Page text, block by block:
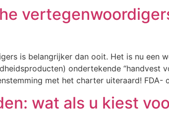
is belangrijker dan ooit. Het is nu een
ondertekende “handvest
met het charter uiteraard! FDA-
wat als u kiest